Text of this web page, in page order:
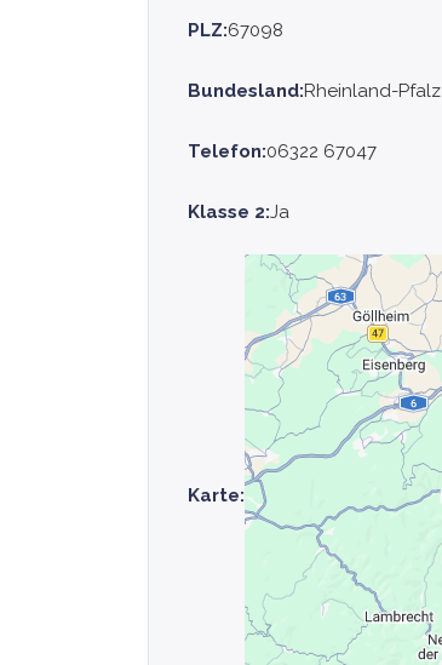
PLZ:67098
Bundesland:Rheinland-Pfalz
Telefon:06322 67047
Klasse 2:Ja
Karte: